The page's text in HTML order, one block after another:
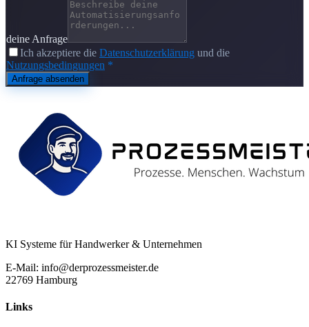
deine Anfrage
Ich akzeptiere die Datenschutzerklärung und die
Nutzungsbedingungen *
Anfrage absenden
KI Systeme für Handwerker & Unternehmen
E-Mail: info@derprozessmeister.de
22769 Hamburg
Links